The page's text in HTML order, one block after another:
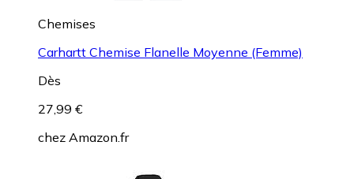
Chemises
Carhartt Chemise Flanelle Moyenne (Femme)
Dès
27,99 €
chez Amazon.fr